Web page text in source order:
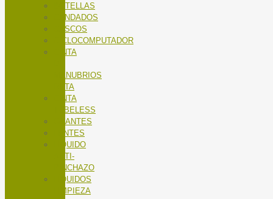
BOTELLAS
CANDADOS
CASCOS
CICLOCOMPUTADOR
CINTA
MANUBRIOS
RUTA
CINTA
TUBELESS
GUANTES
LENTES
LÍQUIDO
ANTI-
PINCHAZO
LÍQUIDOS
LIMPIEZA